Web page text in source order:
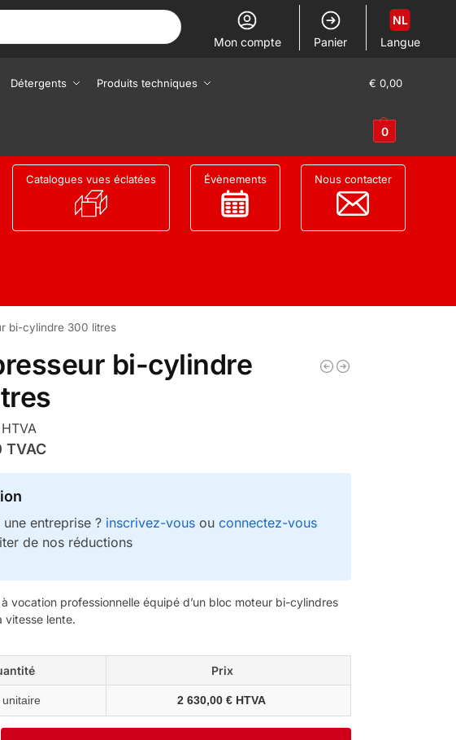
Mon compte Panier Langue
NL
Détergents Produits techniques € 0,00
0
Catalogues vues éclatées Évènements Nous contacter
bi-cylindre 300 litres
bi-cylindre
HTVA
TVAC
une entreprise ? inscrivez-vousou connectez-vous
de nos réductions
vocation professionnelle équipé d’un bloc moteur bi-cylindres
vitesse lente.
Prix
unitaire 2 630,00 € HTVA